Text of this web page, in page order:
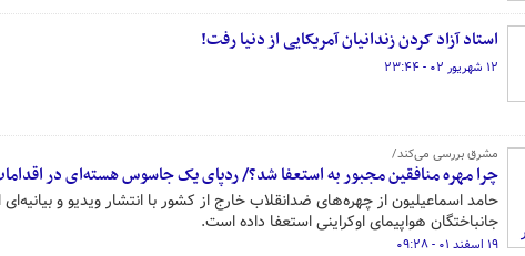
استاد آزاد کردن زندانیان آمریکایی از دنیا رفت!
۱۲ شهریور ۰۲ - ۲۳:۴۴
مشرق بررسی می‌کند/
چرا مهره منافقین مجبور به استعفا شد؟/ ردپای یک جاسوس هسته‌ای در
حامد اسماعیلیون از چهره‌های ضدانقلاب خارج از کشور با انتشار ویدیو و
جانباختگان هواپیمای اوکراینی استعفا داده است.
۱۹ اسفند ۰۱ - ۰۹:۲۸